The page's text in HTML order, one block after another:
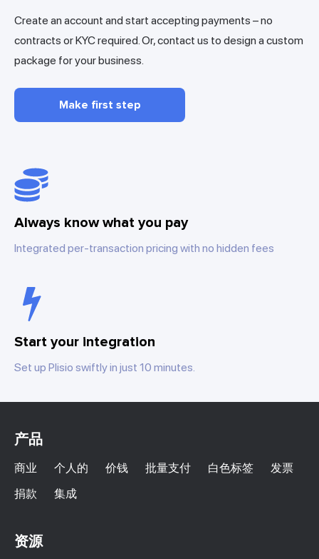
Create an account and start accepting payments – no
contracts or KYC required. Or, contact us to design a custom
package for your business.
Make first step
Always know what you pay
Integrated per-transaction pricing with no hidden fees
Start your integration
Set up Plisio swiftly in just 10 minutes.
产品
商业 个人的 价钱 批量支付 白色标签
发票
捐款
集成
资源